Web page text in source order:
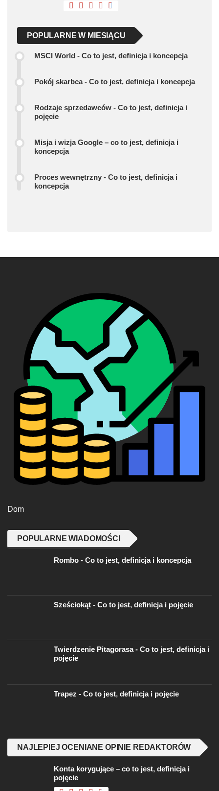
POPULARNE W MIESIĄCU
MSCI World - Co to jest, definicja i koncepcja
Pokój skarbca - Co to jest, definicja i koncepcja
Rodzaje sprzedawców - Co to jest, definicja i
pojęcie
Misja i wizja Google – co to jest, definicja i
koncepcja
Proces wewnętrzny - Co to jest, definicja i
koncepcja
Dom
POPULARNE WIADOMOŚCI
Rombo - Co to jest, definicja i koncepcja
Sześciokąt - Co to jest, definicja i pojęcie
Twierdzenie Pitagorasa - Co to jest, definicja i
pojęcie
Trapez - Co to jest, definicja i pojęcie
NAJLEPIEJ OCENIANE OPINIE REDAKTORÓW
Konta korygujące – co to jest, definicja i
pojęcie